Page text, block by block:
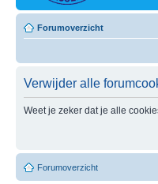
Forumoverzicht
Verwijder alle
Weet je zeker dat je alle
Forumoverzicht